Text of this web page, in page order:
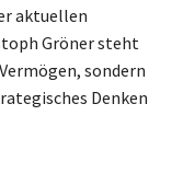
aktuellen
Gröner steht
sondern
Denken